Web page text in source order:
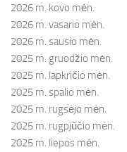
2026 m. kovo mėn.
2026 m. vasario mėn.
2026 m. sausio mėn.
2025 m. gruodžio mėn.
2025 m. lapkričio mėn.
2025 m. spalio mėn.
2025 m. rugsėjo mėn.
2025 m. rugpjūčio mėn.
2025 m. liepos mėn.